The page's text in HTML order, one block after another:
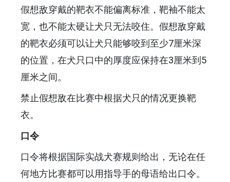
假想敌穿戴的靶衣不能偏离标准，靶袖不能太
宽，也不能太硬让犬只无法咬住。假想敌穿戴
的靶衣必须可以让犬只能够咬到至少7厘米深
的位置，在犬只口中的厚度应保持在3厘米到5
厘米之间。
禁止假想敌在比赛中根据犬只的情况更换靶
衣。
口令
口令将根据国际实战犬赛规则给出，无论在任
何地方比赛都可以用指导手的母语给出口令。